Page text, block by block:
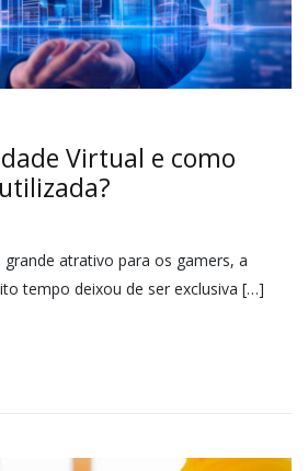
Virtual e como
atrativo para os gamers, a
tempo deixou de ser exclusiva […]